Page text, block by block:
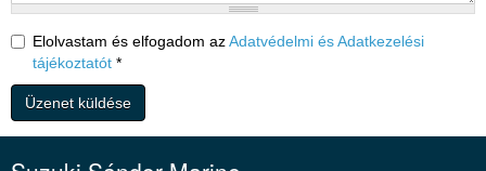
Elolvastam és elfogadom azAdatvédelmi és Adatkezelési
tájékoztatót *
Üzenet küldése